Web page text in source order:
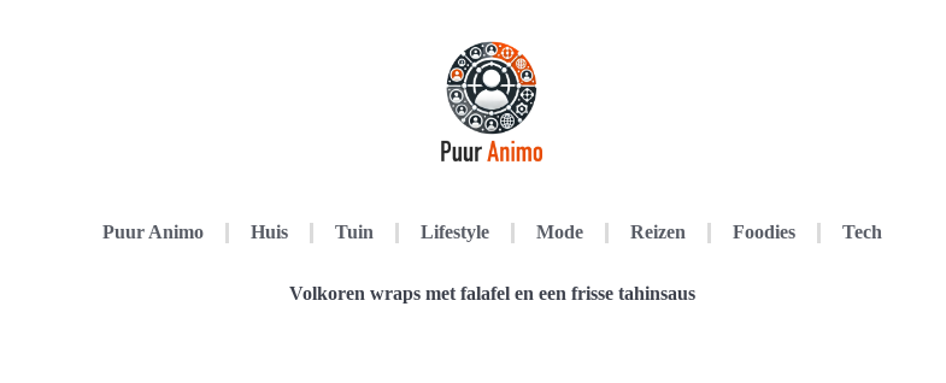
Puur Animo Huis Tuin Lifestyle Mode Reizen Foodies Tech
Volkoren wraps met falafel en een frisse tahinsaus